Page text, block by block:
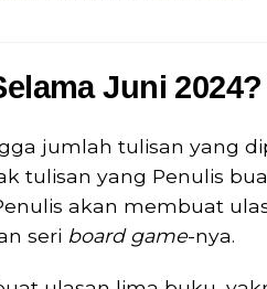
Juni 2024?
jumlah tulisan yang
tulisan yang Penulis
akan membuat
seri board game-nya.